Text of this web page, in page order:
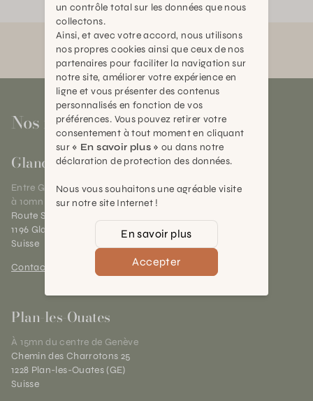
Nos magasins
Gland
Entre Genève et Lausanne,
à 10mn de Nyon
Route Suisse 40
1196 Gland (VD)
Suisse
Contact et horaires
Plan-les-Ouates
À 15mn du centre de Genève
Chemin des Charrotons 25
1228 Plan-les-Ouates (GE)
Suisse
un contrôle total sur les données que nous
collectons.
Ainsi, et avec votre accord, nous utilisons
nos propres cookies ainsi que ceux de nos
partenaires pour faciliter la navigation sur
notre site, améliorer votre expérience en
ligne et vous présenter des contenus
personnalisés en fonction de vos
préférences. Vous pouvez retirer votre
consentement à tout moment en cliquant
sur « En savoir plus » ou dans notre
déclaration de protection des données.
Nous vous souhaitons une agréable visite
sur notre site Internet !
En savoir plus
Accepter